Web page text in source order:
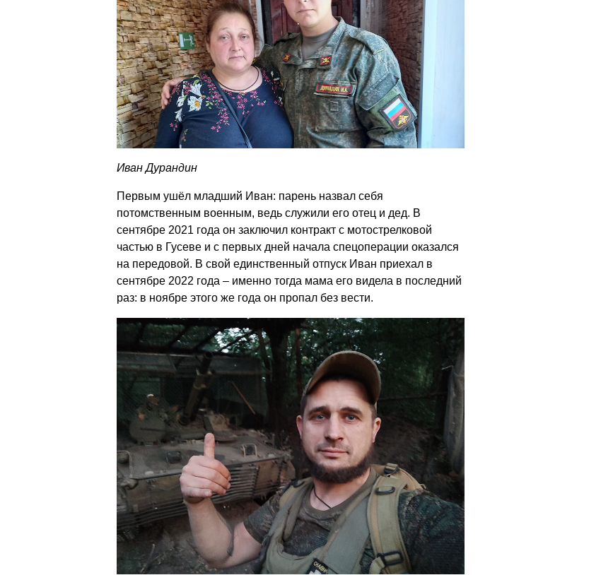
Иван Дурандин
Первым ушёл младший Иван: парень назвал себя
потомственным военным, ведь служили его отец и дед. В
сентябре 2021 года он заключил контракт с мотострелковой
частью в Гусеве и с первых дней начала спецоперации оказался
на передовой. В свой единственный отпуск Иван приехал в
сентябре 2022 года – именно тогда мама его видела в последний
раз: в ноябре этого же года он пропал без вести.